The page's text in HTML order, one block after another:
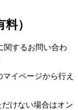
）
するお問い合わ
イページから行え
けない場合はオン